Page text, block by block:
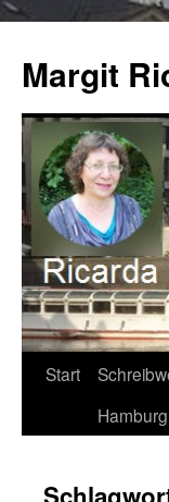
springen
Margit
Start
Hamburg